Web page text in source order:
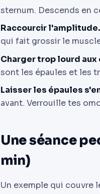
sternum. Descends en
Raccourcir l'amplitude.
qui fait grossir le
Charger trop lourd aux
sont les épaules et les
Laisser les épaules
avant. Verrouille tes
Une séance
min)
Un exemple qui couvre